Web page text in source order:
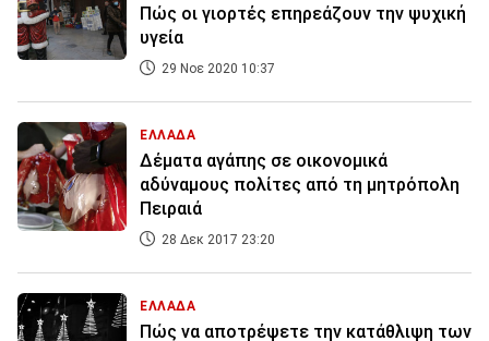
Πώς οι γιορτές επηρεάζουν την ψυχική
υγεία
29 Νοε 2020 10:37
ΕΛΛΑΔΑ
Δέματα αγάπης σε οικονομικά
αδύναμους πολίτες από τη μητρόπολη
Πειραιά
28 Δεκ 2017 23:20
ΕΛΛΑΔΑ
Πώς να αποτρέψετε την κατάθλιψη των